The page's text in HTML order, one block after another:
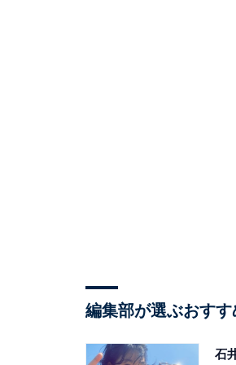
編集部が選ぶおすす
石